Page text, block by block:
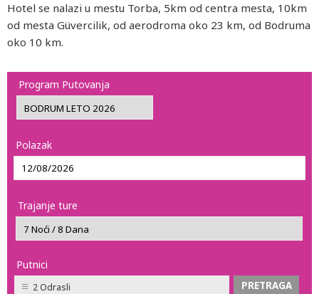
Hotel se nalazi u mestu Torba, 5km od centra mesta, 10km
od mesta Güvercilik, od aerodroma oko 23 km, od Bodruma
oko 10 km.
Program Putovanja
Polazak
Trajanje ture
Putnici
2 Odrasli